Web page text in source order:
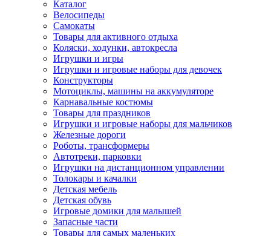
Каталог
Велосипеды
Самокаты
Товары для активного отдыха
Коляски, ходунки, автокресла
Игрушки и игры
Игрушки и игровые наборы для девочек
Конструкторы
Мотоциклы, машины на аккумуляторе
Карнавальные костюмы
Товары для праздников
Игрушки и игровые наборы для мальчиков
Железные дороги
Роботы, трансформеры
Автотреки, парковки
Игрушки на дистанционном управлении
Толокары и качалки
Детская мебель
Детская обувь
Игровые домики для малышей
Запасные части
Товары для самых маленьких